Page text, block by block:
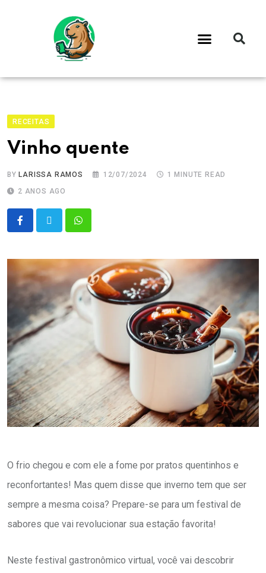
RECEITAS
Vinho quente
BY LARISSA RAMOS 12/07/2024
1 MINUTE READ
2 ANOS AGO
O frio chegou e com ele a fome por pratos quentinhos e
reconfortantes! Mas quem disse que inverno tem que ser
sempre a mesma coisa? Prepare-se para um festival de
sabores que vai revolucionar sua estação favorita!
Neste festival gastronômico virtual, você vai descobrir